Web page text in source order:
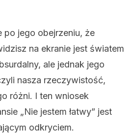
po jego obejrzeniu, że
na ekranie jest światem
ale jednak jego
nasza rzeczywistość,
różni. I ten wniosek
„Nie jestem łatwy” jest
odkryciem.